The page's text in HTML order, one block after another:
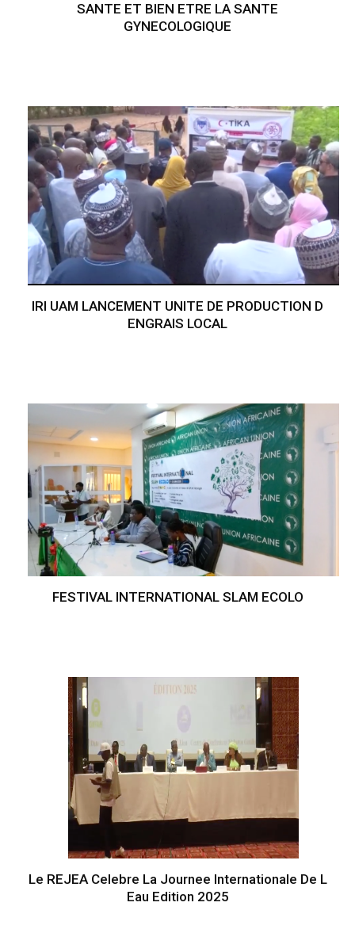
SANTE ET BIEN ETRE LA SANTE
GYNECOLOGIQUE
IRI UAM LANCEMENT UNITE DE PRODUCTION D
ENGRAIS LOCAL
FESTIVAL INTERNATIONAL SLAM ECOLO
Le REJEA Celebre La Journee Internationale De L
Eau Edition 2025